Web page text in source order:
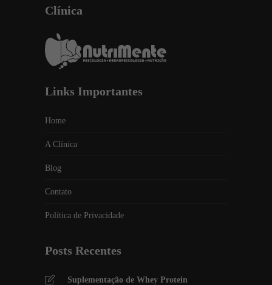
Clínica
Links Importantes
Home
A Clínica
Blog
Contato
Política de Privacidade
Posts Recentes
Suplementação de Whey Protein